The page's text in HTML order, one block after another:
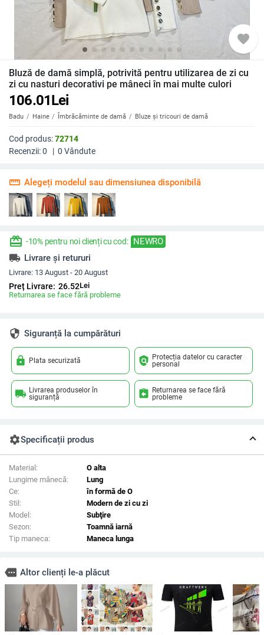
favorite
Bluză de damă simplă, potrivită pentru utilizarea de zi cu
zi cu nasturi decorativi pe mâneci în mai multe culori
106.01Lei
Badu Haine Îmbrăcăminte de damă Bluze și tricouri de damă
Cod produs:72714
Recenzii:0 | 0 Vândute
straighten Alegeți modelul sau dimensiunea disponibilă
redeem -10% pentru noi clienți cu cod: NEWRO
local_shipping Livrare și retururi
Livrare: 13 August - 20 August
Preț Livrare: 26.52Lei
Returnarea se face fără probleme
security Siguranță la cumpărături
lock Plata securizată policy Protecția datelor cu caracter
personal
local_shipping Livrarea produselor în
siguranță
assignment_return Returnarea se face fără
probleme
settingsSpecificații produs
Material:
O alta
Lungime mânecă:
Lung
Ce:
în formă de O
Stil:
Modern de zi cu zi
Model:
Subţire
Sezon:
Toamnă iarnă
Tip maneca:
Maneca lunga
more Altor clienți le-a plăcut